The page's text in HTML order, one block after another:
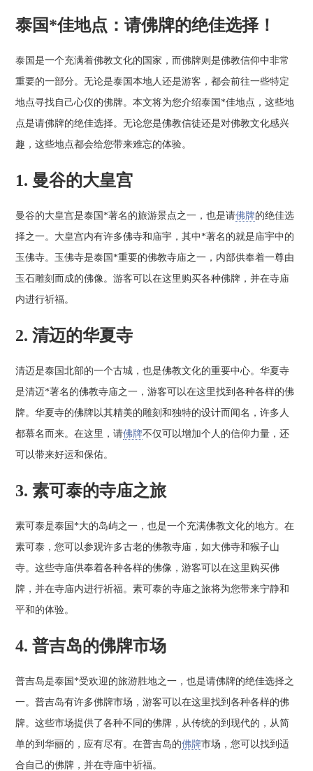
泰国*佳地点：请佛牌的绝佳选择！
泰国是一个充满着佛教文化的国家，而佛牌则是佛教信仰中非常
重要的一部分。无论是泰国本地人还是游客，都会前往一些特定
地点寻找自己心仪的佛牌。本文将为您介绍泰国*佳地点，这些地
点是请佛牌的绝佳选择。无论您是佛教信徒还是对佛教文化感兴
趣，这些地点都会给您带来难忘的体验。
1. 曼谷的大皇宫
曼谷的大皇宫是泰国*著名的旅游景点之一，也是请佛牌的绝佳选
择之一。大皇宫内有许多佛寺和庙宇，其中*著名的就是庙宇中的
玉佛寺。玉佛寺是泰国*重要的佛教寺庙之一，内部供奉着一尊由
玉石雕刻而成的佛像。游客可以在这里购买各种佛牌，并在寺庙
内进行祈福。
2. 清迈的华夏寺
清迈是泰国北部的一个古城，也是佛教文化的重要中心。华夏寺
是清迈*著名的佛教寺庙之一，游客可以在这里找到各种各样的佛
牌。华夏寺的佛牌以其精美的雕刻和独特的设计而闻名，许多人
都慕名而来。在这里，请佛牌不仅可以增加个人的信仰力量，还
可以带来好运和保佑。
3. 素可泰的寺庙之旅
素可泰是泰国*大的岛屿之一，也是一个充满佛教文化的地方。在
素可泰，您可以参观许多古老的佛教寺庙，如大佛寺和猴子山
寺。这些寺庙供奉着各种各样的佛像，游客可以在这里购买佛
牌，并在寺庙内进行祈福。素可泰的寺庙之旅将为您带来宁静和
平和的体验。
4. 普吉岛的佛牌市场
普吉岛是泰国*受欢迎的旅游胜地之一，也是请佛牌的绝佳选择之
一。普吉岛有许多佛牌市场，游客可以在这里找到各种各样的佛
牌。这些市场提供了各种不同的佛牌，从传统的到现代的，从简
单的到华丽的，应有尽有。在普吉岛的佛牌市场，您可以找到适
合自己的佛牌，并在寺庙中祈福。